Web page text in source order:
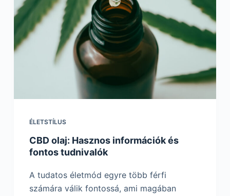
ÉLETSTÍLUS
CBD olaj: Hasznos információk és
fontos tudnivalók
A tudatos életmód egyre több férfi
számára válik fontossá, ami magában